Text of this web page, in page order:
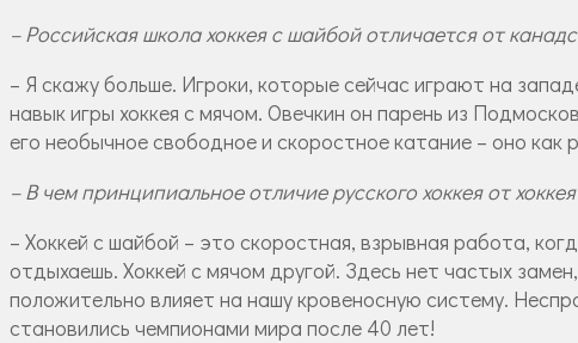
– Российская школа хоккея с шайбой отличается от
– Я скажу больше. Игроки, которые сейчас играют на
навык игры хоккея с мячом. Овечкин он парень из
его необычное свободное и скоростное катание – оно как
– В чем принципиальное отличие русского хоккея от
– Хоккей с шайбой – это скоростная, взрывная работа,
отдыхаешь. Хоккей с мячом другой. Здесь нет частых
положительно влияет на нашу кровеносную систему.
становились чемпионами мира после 40 лет!